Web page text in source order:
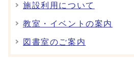
施設利用について
教室・イベントの案内
図書室のご案内